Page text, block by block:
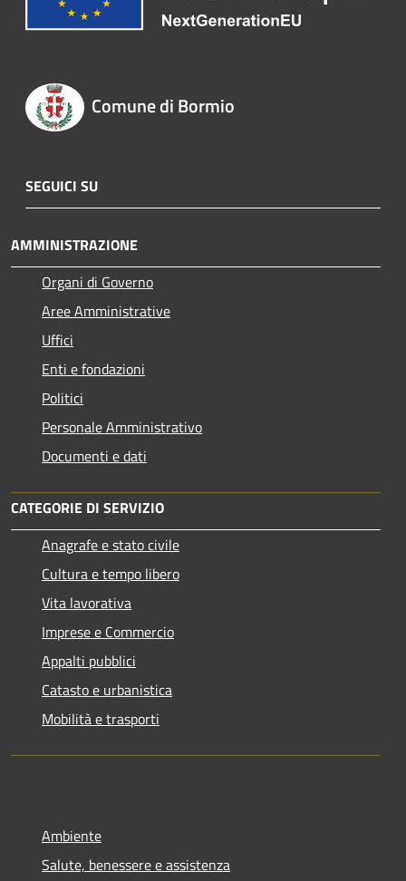
Comune di Bormio
SEGUICI SU
AMMINISTRAZIONE
Organi di Governo
Aree Amministrative
Uffici
Enti e fondazioni
Politici
Personale Amministrativo
Documenti e dati
CATEGORIE DI SERVIZIO
Anagrafe e stato civile
Cultura e tempo libero
Vita lavorativa
Imprese e Commercio
Appalti pubblici
Catasto e urbanistica
Mobilità e trasporti
Ambiente
Salute, benessere e assistenza